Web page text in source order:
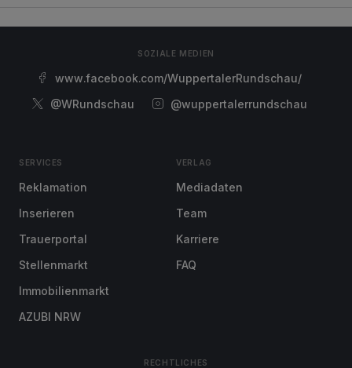
SOZIALE MEDIEN
www.facebook.com/WuppertalerRundschau/
@WRundschau
@wuppertalerrundschau
SERVICES
Reklamation
Inserieren
Trauerportal
Stellenmarkt
Immobilienmarkt
AZUBI NRW
VERLAG
Mediadaten
Team
Karriere
FAQ
RECHTLICHES